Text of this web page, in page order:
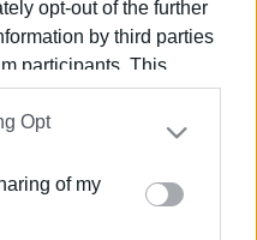
opt-out of the further
by third parties
participants. This
by us to third parties
Participants
that may
parties.
uses one or more
and store information
Opt
of my
e-paper